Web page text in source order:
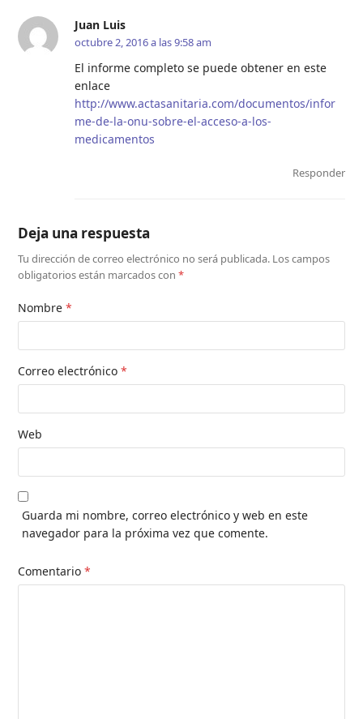
Juan Luis
octubre 2, 2016 a las 9:58 am
El informe completo se puede obtener en este
enlace
http://www.actasanitaria.com/documentos/infor
me-de-la-onu-sobre-el-acceso-a-los-
medicamentos
Responder
Deja una respuesta
Tu dirección de correo electrónico no será publicada. Los campos
obligatorios están marcados con*
Nombre*
Correo electrónico*
Web
Guarda mi nombre, correo electrónico y web en este
navegador para la próxima vez que comente.
Comentario*